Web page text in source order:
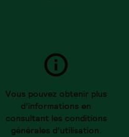
Vous pouvez obtenir plus
d’informations en
consultant les conditions
générales d’utilisation.